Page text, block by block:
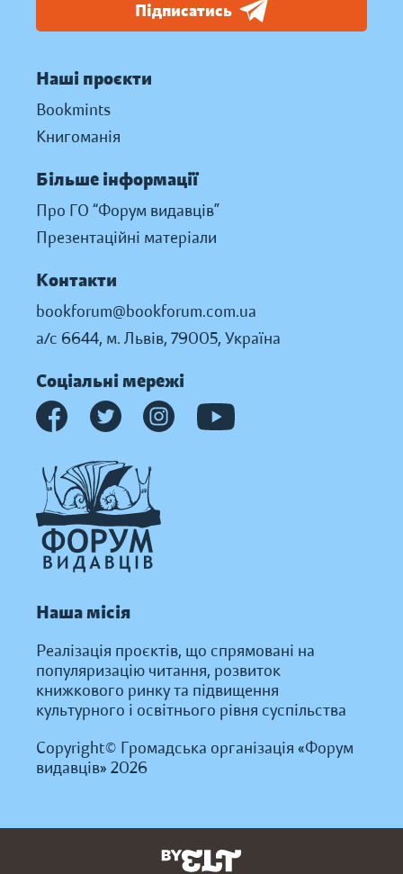
Підписатись
Наші проєкти
Bookmints
Книгоманія
Більше інформації
Про ГО “Форум видавців”
Презентаційні матеріали
Контакти
bookforum@bookforum.com.ua
а/с 6644, м. Львів, 79005, Україна
Соціальні мережі
Наша місія
Реалізація проєктів, що спрямовані на
популяризацію читання, розвиток
книжкового ринку та підвищення
культурного і освітнього рівня суспільства
Copyright© Громадська організація «Форум
видавців» 2026